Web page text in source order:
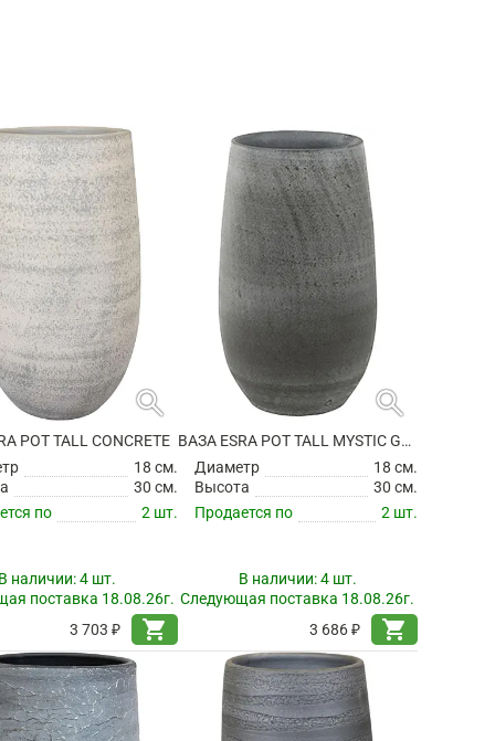
search
POT TALL CONCRETE
18 см.
30 см.
по
2 шт.
наличии:4 шт.
поставка 18.08.26г.
3 703 ₽
shopping_cart
search
ВАЗА ESRA POT TALL MYSTIC GREY
Диаметр
18 см.
Высота
30 см.
Продается по
2 шт.
В наличии:4 шт.
Следующая поставка 18.08.26г.
3 686 ₽
shopping_cart